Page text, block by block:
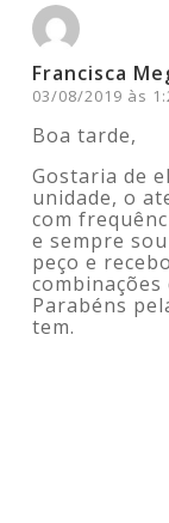
Francisca
03/08/2019 às
Boa tarde,
Gostaria de
unidade, o
com
e sempre
peço e
combinações
Parabéns
tem.